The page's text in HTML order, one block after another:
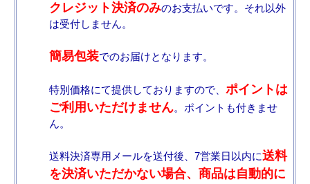
クレジット決済のみのお支払いです。それ以外
は受付しません。
簡易包装でのお届けとなります。
特別価格にて提供しておりますので、 ポイントは
ご利用いただけません。ポイントも付きませ
ん。
送料決済専用メールを送付後、7営業日以内に送料
を決済いただかない場合、商品は自動的に